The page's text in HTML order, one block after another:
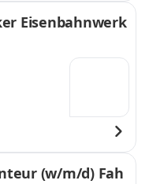
Eisenbahnwerk
(w/m/d) Fah